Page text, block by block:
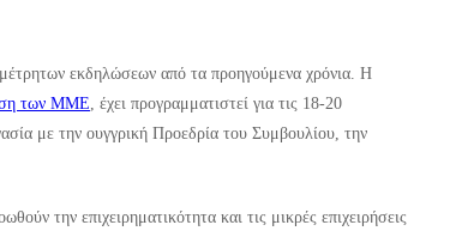
εκδηλώσεων από τα προηγούμενα χρόνια. Η
των ΜΜΕ , έχει προγραμματιστεί για τις 18-20
με την ουγγρική Προεδρία του Συμβουλίου, την
την επιχειρηματικότητα και τις μικρές επιχειρήσεις